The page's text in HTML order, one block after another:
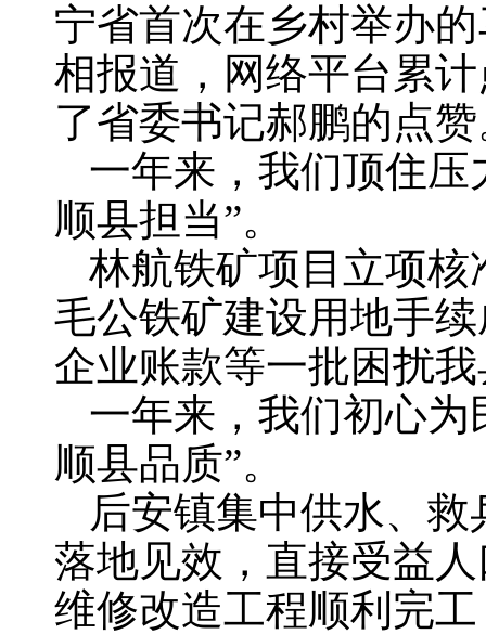
宁省首次在乡村举办
相报道，网络平台累
了省委书记郝鹏的点
一年来，我们顶住
顺县担当”。
林航铁矿项目立项
毛公铁矿建设用地手
企业账款等一批困扰
一年来，我们初心
顺县品质”。
后安镇集中供水、
落地见效，直接受益
维修改造工程顺利完